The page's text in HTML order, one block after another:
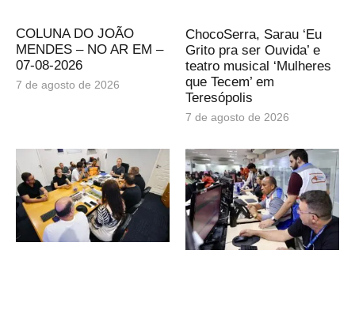
COLUNA DO JOÃO
MENDES – NO AR EM –
07-08-2026
7 de agosto de 2026
ChocoSerra, Sarau ‘Eu
Grito pra ser Ouvida’ e
teatro musical ‘Mulheres
que Tecem’ em
Teresópolis
7 de agosto de 2026